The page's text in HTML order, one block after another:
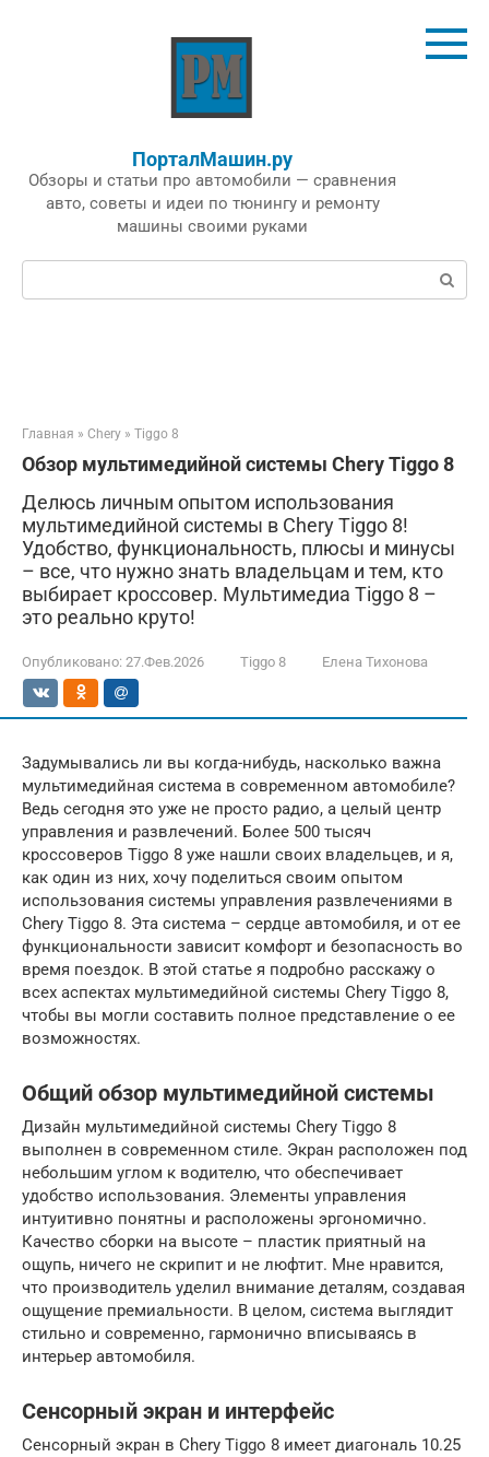
ПорталМашин.ру
Обзоры и статьи про автомобили — сравнения
авто, советы и идеи по тюнингу и ремонту
машины своими руками
Поиск:
Главная » Chery » Tiggo 8
Обзор мультимедийной системы Chery Tiggo 8
Делюсь личным опытом использования
мультимедийной системы в Chery Tiggo 8!
Удобство, функциональность, плюсы и минусы
– все, что нужно знать владельцам и тем, кто
выбирает кроссовер. Мультимедиа Tiggo 8 –
это реально круто!
Опубликовано: 27.Фев.2026 Tiggo 8 Елена Тихонова
Задумывались ли вы когда-нибудь, насколько важна
мультимедийная система в современном автомобиле?
Ведь сегодня это уже не просто радио, а целый центр
управления и развлечений. Более 500 тысяч
кроссоверов Tiggo 8 уже нашли своих владельцев, и я,
как один из них, хочу поделиться своим опытом
использования системы управления развлечениями в
Chery Tiggo 8. Эта система – сердце автомобиля, и от ее
функциональности зависит комфорт и безопасность во
время поездок. В этой статье я подробно расскажу о
всех аспектах мультимедийной системы Chery Tiggo 8,
чтобы вы могли составить полное представление о ее
возможностях.
Общий обзор мультимедийной системы
Дизайн мультимедийной системы Chery Tiggo 8
выполнен в современном стиле. Экран расположен под
небольшим углом к водителю, что обеспечивает
удобство использования. Элементы управления
интуитивно понятны и расположены эргономично.
Качество сборки на высоте – пластик приятный на
ощупь, ничего не скрипит и не люфтит. Мне нравится,
что производитель уделил внимание деталям, создавая
ощущение премиальности. В целом, система выглядит
стильно и современно, гармонично вписываясь в
интерьер автомобиля.
Сенсорный экран и интерфейс
Сенсорный экран в Chery Tiggo 8 имеет диагональ 10.25